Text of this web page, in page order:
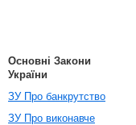
Основні Закони
України
ЗУ Про банкрутство
ЗУ Про виконавче